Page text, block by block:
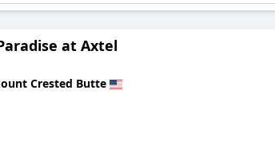
at Axtel
Crested Butte